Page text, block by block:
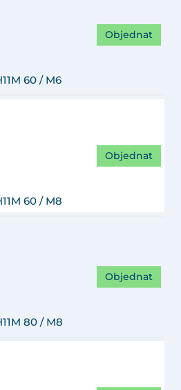
60 / M6
Objednat
60 / M8
Objednat
80 / M8
Objednat